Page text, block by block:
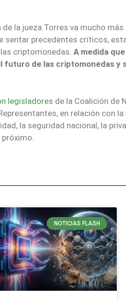
la jueza Torres va mucho
sentar precedentes críticos,
criptomonedas. A medida
de las criptomonedas y
legisladores de la Coalición de
en relación con
la seguridad nacional, la
NOTICIAS FLASH